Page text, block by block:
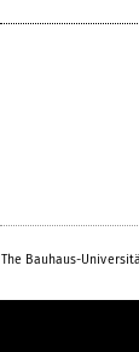
The Bauhaus-